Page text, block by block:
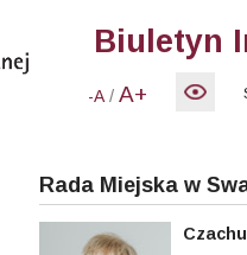
Biuletyn
-A / A+
Rada Miejska w